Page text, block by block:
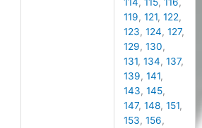
119,121,122,
123,124,127,
129,130,
131,134,137,
139,141,
143,145,
147,148,151,
153,156,